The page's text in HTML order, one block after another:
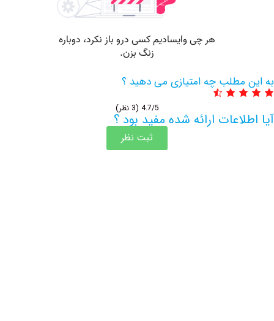
چه امتیازی می دهید ؟
ارائه شده مفید بود ؟